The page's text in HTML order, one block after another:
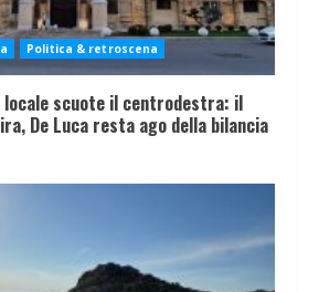
Politica & retroscena
locale scuote il centrodestra: il
De Luca resta ago della bilancia